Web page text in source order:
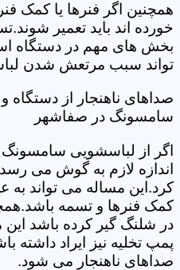
همچنین اگر فنرها یا کمک
خورده اند باید تعمیر
بخش های مهم در دستگاه
تواند سبب مرتعش شدن
صداهای ناهنجار از دستگاه
سامسونگ در صفاشهر
اگر از لباسشویی سامسونگ
اندازه لازم به گوش می رسد
کرد.این مساله می تواند به
کمک فنرها و تسمه
در شلنگ گیر کرده باشد
پمپ تخلیه نیز ایراد
صداهای ناهنجار می شود.